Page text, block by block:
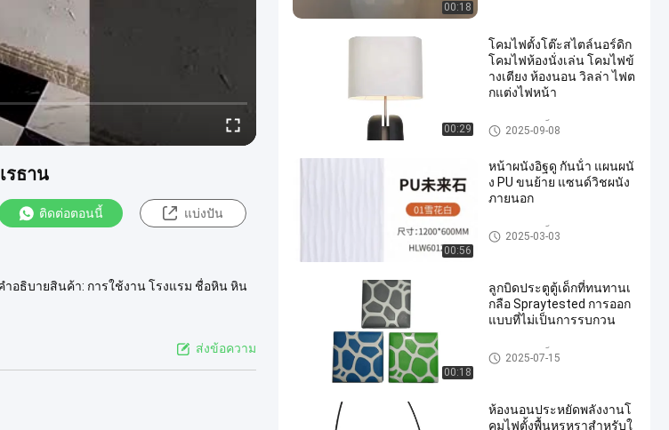
รธาน
ติดต่อตอนนี้ แบ่งปัน
อธิบายสินค้า: การใช้งาน โรงแรม ชื่อหิน หิน
ส่งข้อความ
00:18
00:29
โคมไฟตั้งโต๊ะสไตล์นอร์ดิก
โคมไฟห้องนั่งเล่น โคมไฟข้
างเตียง ห้องนอน วิลล่า ไฟต
กแต่งไฟหน้า
ลูกบิดประตูเด็ก
2025-09-08
00:56
หน้าผนังอิฐดู กันน้ํา แผนผนั
ง PU ขนย้าย แซนด์วิชผนัง
ภายนอก
ลูกบิดประตูเด็ก
2025-03-03
00:18
ลูกบิดประตูตู้เด็กที่ทนทานเ
กลือ Spraytested การออก
แบบที่ไม่เป็นการรบกวน
ลูกบิดประตูเด็ก
2025-07-15
ห้องนอนประหยัดพลังงานโ
คมไฟตั้งพื้นหรูหราสำหรับใ